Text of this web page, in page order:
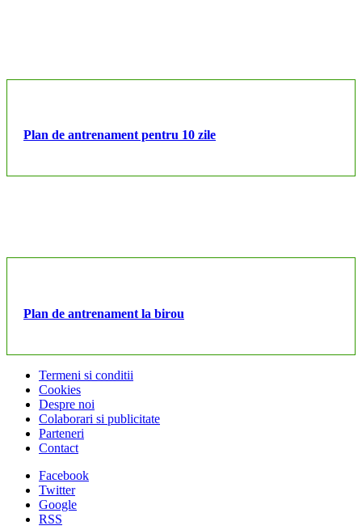
Plan de antrenament pentru 10 zile
Plan de antrenament la birou
Termeni si conditii
Cookies
Despre noi
Colaborari si publicitate
Parteneri
Contact
Facebook
Twitter
Google
RSS